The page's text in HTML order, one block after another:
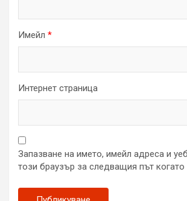
Имейл *
Интернет страница
Запазване на името, имейл адреса и
този браузър за следващия път